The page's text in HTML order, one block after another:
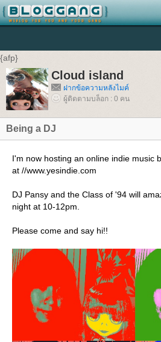
{afp}
Cloud island
ฝากข้อความหลังไมค์
ผู้ติดตามบล็อก : 0 คน
Being a DJ
I'm now hosting an online indie music
at //www.yesindie.com
DJ Pansy and the Class of '94 will
night at 10-12pm.
Please come and say hi!!